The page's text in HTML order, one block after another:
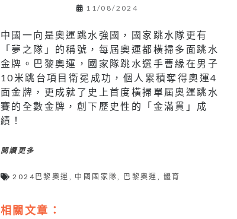
11/08/2024
中國一向是奧運跳水強國，國家跳水隊更有
「夢之隊」的稱號，每屆奧運都橫掃多面跳水
金牌。巴黎奧運，國家隊跳水選手曹緣在男子
10米跳台項目衛冕成功，個人累積奪得奧運4
面金牌，更成就了史上首度橫掃單屆奧運跳水
賽的全數金牌，創下歷史性的「金滿貫」成
績！
閱讀更多
2024巴黎奧運 中國國家隊 巴黎奧運 體育
相關文章：